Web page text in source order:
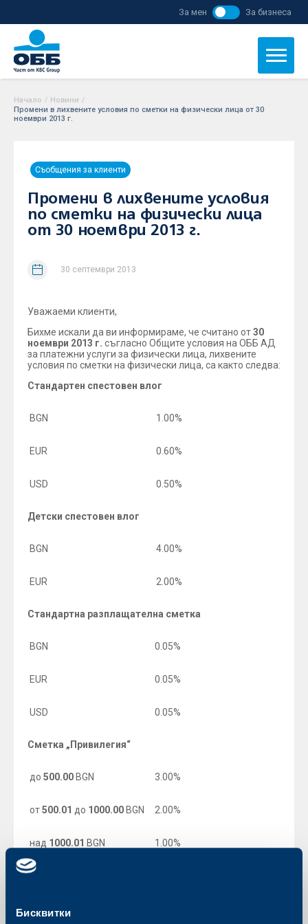
Бисквитки
За мен За бизнеса
Начало / Новини /
Промени в лихвените условия по сметки на физически лица от 30
ноември 2013 г.
Съобщения за клиенти
Промени в лихвените условия
по сметки на физически лица
от 30 ноември 2013 г.
30 септември 2013
Уважаеми клиенти,
Бихме искали да ви информираме, че считано от30
ноември 2013 г. съгласно Общите условия на ОББ АД
за платежни услуги за физически лица, лихвените
условия по сметки на физически лица, са както следва:
Стандартен спестовен влог
BGN 1.00%
EUR 0.60%
USD 0.50%
Детски спестовен влог
BGN 4.00%
EUR 2.00%
Стандартна разплащателна сметка
BGN 0.05%
EUR 0.05%
USD 0.05%
Сметка „Привилегия“
до 500.00 BGN 3.00%
от500.01 до 1000.00 BGN 2.00%
над 1000.01 BGN 1.00%
Отворена сметка и Детска отворена сметка